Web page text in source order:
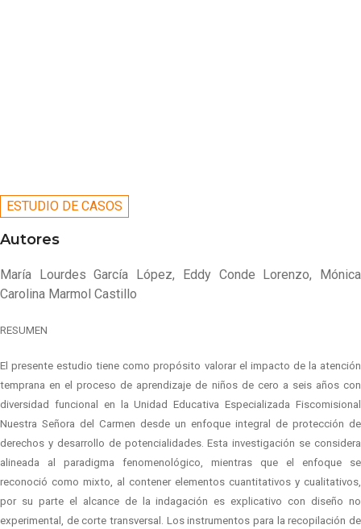
ESTUDIO DE CASOS
Autores
María Lourdes García López, Eddy Conde Lorenzo, Mónica
Carolina Marmol Castillo
RESUMEN
El presente estudio tiene como propósito valorar el impacto de la atención
temprana en el proceso de aprendizaje de niños de cero a seis años con
diversidad funcional en la Unidad Educativa Especializada Fiscomisional
Nuestra Señora del Carmen desde un enfoque integral de protección de
derechos y desarrollo de potencialidades.Esta investigación se considera
alineada al paradigma fenomenológico, mientras que el enfoque se
reconoció como mixto, al contener elementos cuantitativos y cualitativos,
por su parte el alcance de la indagación es explicativo con diseño no
experimental, de corte transversal. Los instrumentos para la recopilación de